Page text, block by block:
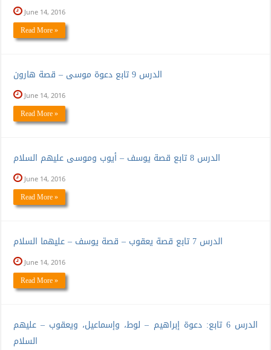
June 14, 2016
Read More »
الدرس 9 تابع دعوة موسى – قصة هارون
June 14, 2016
Read More »
الدرس 8 تابع قصة يوسف – أيوب وموسى عليهم السلام
June 14, 2016
Read More »
الدرس 7 تابع قصة يعقوب – قصة يوسف – عليهما السلام
June 14, 2016
Read More »
الدرس 6 تابع: دعوة إبراهيم – لوط، وإسماعيل، ويعقوب – عليهم
السلام